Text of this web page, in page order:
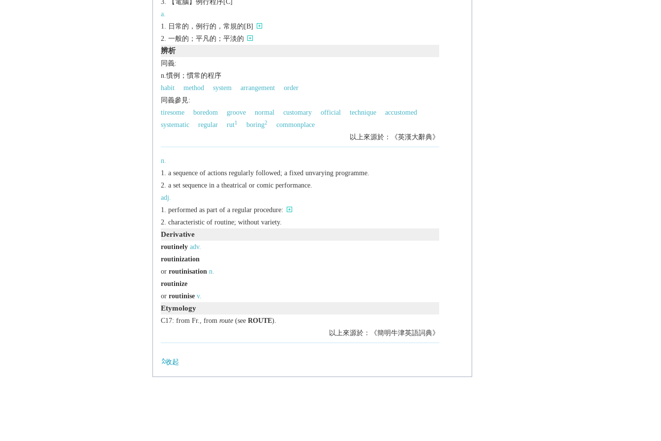
【電腦】例行程序[C]
a.
日常的，例行的，常規的[B]
一般的；平凡的；平淡的
辨析
同義:
n.慣例；慣常的程序
habit
method system arrangement
order
同義參見:
tiresome
boredom groove normal customary official technique
accustomed
systematic
regular rut1 boring2
commonplace
以上來源於：《英漢大辭典》
n.
a sequence of actions regularly followed; a fixed unvarying programme.
a set sequence in a theatrical or comic performance.
adj.
performed as part of a regular procedure:
characteristic of routine; without variety.
Derivative
routinely adv.
routinization
or routinisation n.
routinize
or routinise v.
Etymology
C17: from Fr., from route(see ROUTE).
以上來源於：《簡明牛津英語詞典》
收起